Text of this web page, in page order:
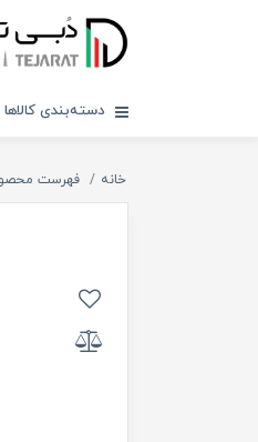
دسته‌بندی کالاها
خانه فهرست